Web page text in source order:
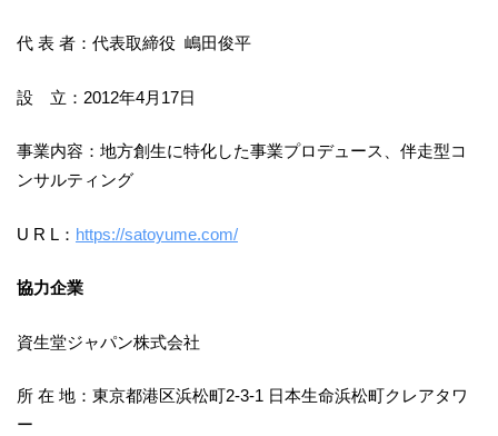
代 表 者：代表取締役 嶋田俊平
設 立：2012年4月17日
事業内容：地方創生に特化した事業プロデュース、伴走型コ
ンサルティング
U R L： https://satoyume.com/
協力企業
資生堂ジャパン株式会社
所 在 地：東京都港区浜松町2-3-1 日本生命浜松町クレアタワ
ー